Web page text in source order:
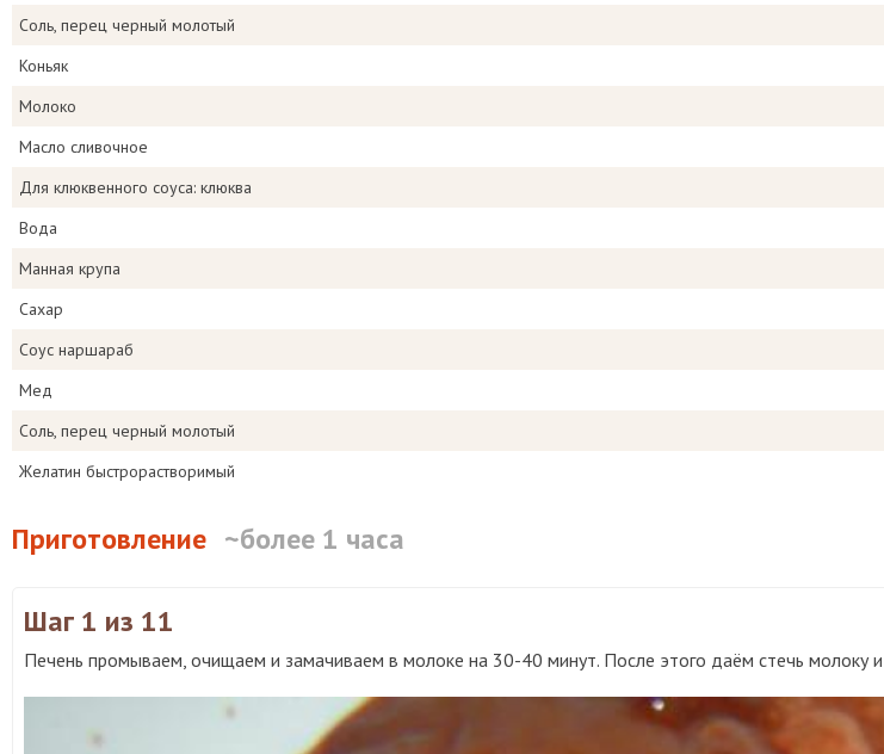
Соль, перец черный молотый
Коньяк
Молоко
Масло сливочное
Для клюквенного соуса: клюква
Вода
Манная крупа
Сахар
Соус наршараб
Мед
Соль, перец черный молотый
Желатин быстрорастворимый
Приготовление ~более 1 часа
Шаг 1 из 11
Печень промываем, очищаем и замачиваем в молоке на 30-40 минут. После этого даём стечь